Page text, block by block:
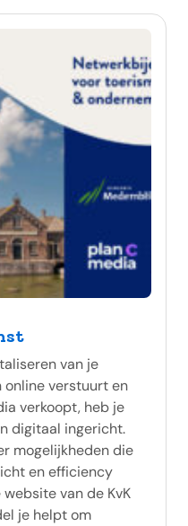
van je
verstuurt en
verkoopt, heb je
digitaal ingericht.
mogelijkheden die
en efficiency
van de KvK
je helpt om